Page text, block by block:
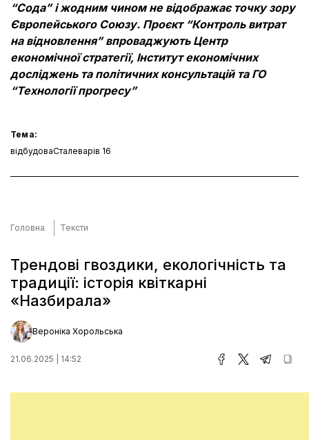
“Сода” і жодним чином не відображає точку зору
Європейського Союзу. Проєкт “Контроль витрат
на відновлення” впроваджують Центр
економічної стратегії, Інститут економічних
досліджень та політичних консультацій та ГО
“Технології прогресу”
Тема:
відбудоваСталеварів 16
Головна Тексти
Трендові гвоздики, екологічність та
традиції: історія квіткарні
«Назбирала»
Вероніка Хорольська
21.06.2025 | 14:52